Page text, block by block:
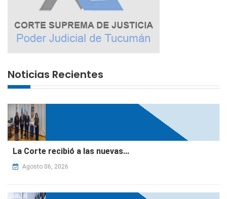
Noticias Recientes
La Corte recibió a las nuevas...
Agosto 06, 2026